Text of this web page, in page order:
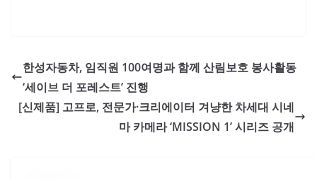
한성자동차, 임직원 100여명과 함께 산림보호 봉사활동
‘세이브 더 포레스트’ 진행
[신제품] 고프로, 전문가·크리에이터 겨냥한 차세대 시네
마 카메라 ‘MISSION 1’ 시리즈 공개